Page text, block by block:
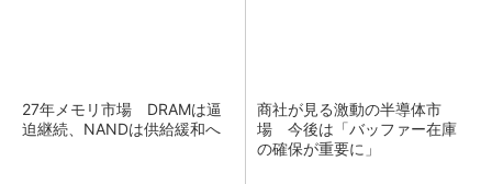
27年メモリ市場 DRAMは逼
迫継続、NANDは供給緩和へ
商社が見る激動の半導体市
場 今後は「バッファー在庫
の確保が重要に」